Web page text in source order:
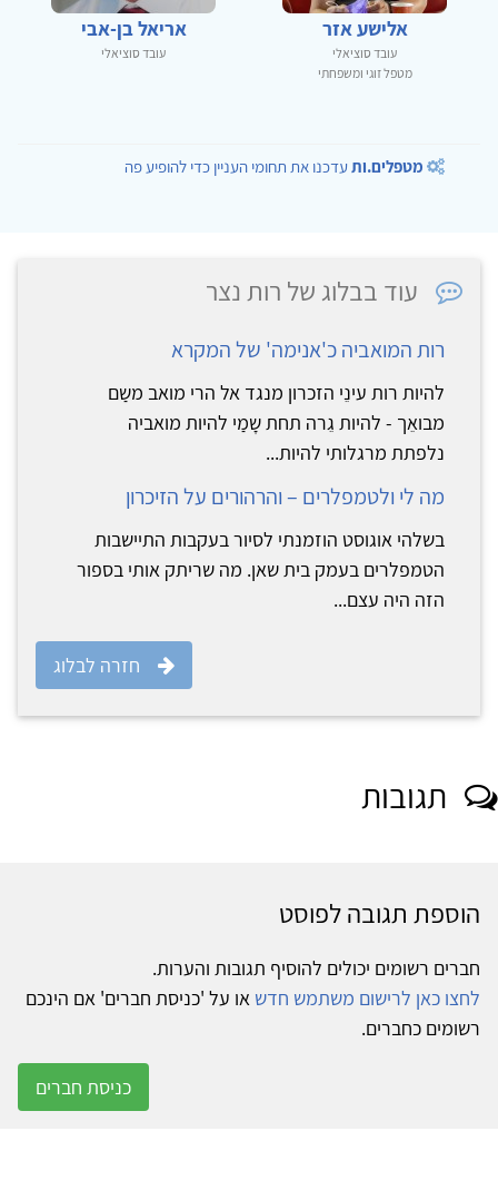
אלישע אזר
עובד סוציאלי
מטפל זוגי ומשפחתי
אריאל בן-אבי
עובד סוציאלי
מטפלים.ותעדכנו את תחומי העניין כדי להופיע פה
עוד בבלוג של רות נצר
רות המואביה כ'אנימה' של המקרא
להיות רות עינֵי הזכרון מנגד אל הרי מואב משַם
מבואֵך - להיות גֵרה תחת שָמַי להיות מואביה
נלפתת מרגלותי להיות...
מה לי ולטמפלרים – והרהורים על הזיכרון
בשלהי אוגוסט הוזמנתי לסיור בעקבות התיישבות
הטמפלרים בעמק בית שאן. מה שריתק אותי בספור
הזה היה עצם...
חזרה לבלוג
תגובות
הוספת תגובה לפוסט
חברים רשומים יכולים להוסיף תגובות והערות.
לחצו כאן לרישום משתמש חדש או על 'כניסת חברים' אם הינכם
רשומים כחברים.
כניסת חברים